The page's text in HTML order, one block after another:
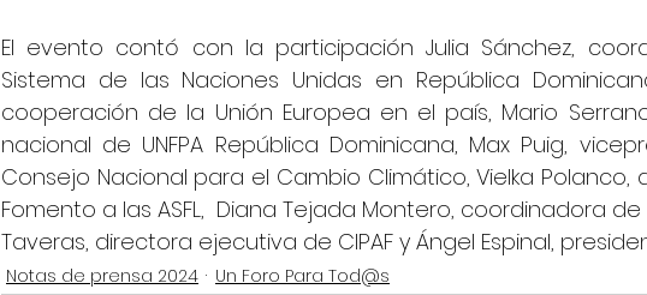
El evento contó con la participación Julia Sánchez,
Sistema de las Naciones Unidas en República
cooperación de la Unión Europea en el país, Mario
nacional de UNFPA República Dominicana, Max Puig,
Consejo Nacional para el Cambio Climático, Vielka
Fomento a las ASFL,  Diana Tejada Montero, coordinadora
Taveras, directora ejecutiva de CIPAF y Ángel Espinal,
Notas de prensa 2024 Un Foro Para Tod@s